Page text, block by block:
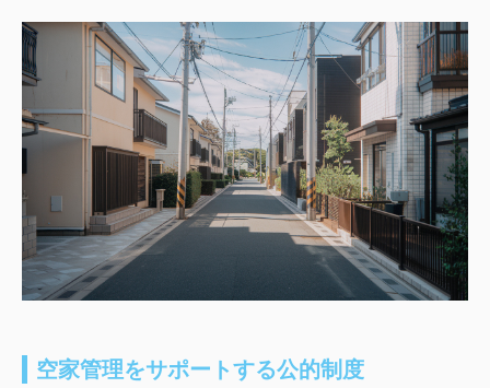
空家管理をサポートする公的制度